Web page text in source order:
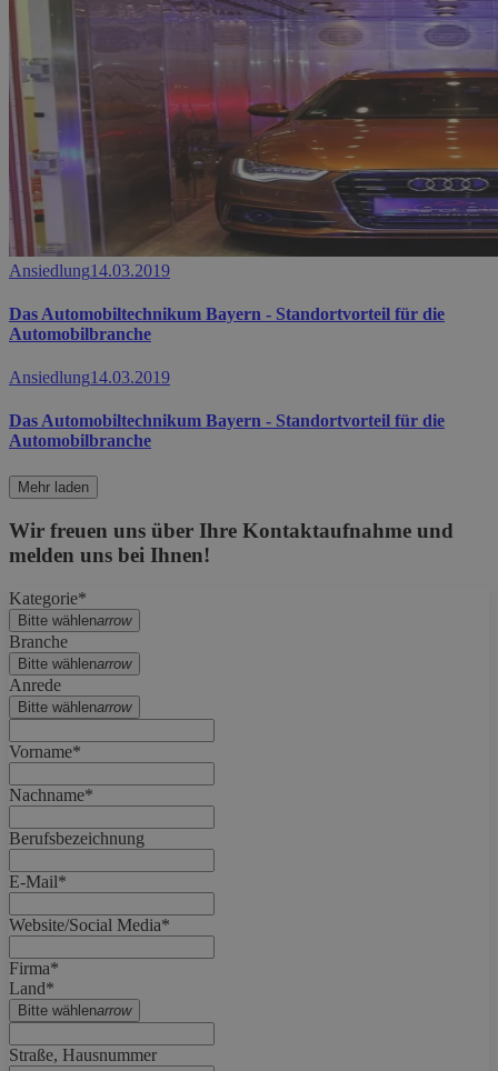
Ansiedlung14.03.2019
Das Automobiltechnikum Bayern - Standortvorteil für die
Automobilbranche
Ansiedlung14.03.2019
Das Automobiltechnikum Bayern - Standortvorteil für die
Automobilbranche
Mehr laden
Wir freuen uns über Ihre Kontaktaufnahme und
melden uns bei Ihnen!
Kategorie*
Bitte wählenarrow
Branche
Bitte wählenarrow
Anrede
Bitte wählenarrow
Vorname*
Nachname*
Berufsbezeichnung
E-Mail*
Website/Social Media*
Firma*
Land*
Bitte wählenarrow
Straße, Hausnummer